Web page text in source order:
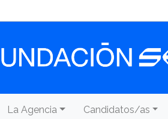
La Agencia Candidatos/as